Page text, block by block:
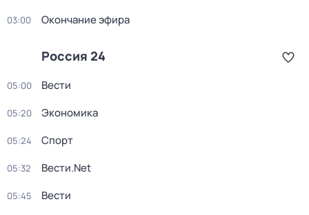
03:00 Окончание эфира
Россия 24
05:00 Вести
05:20 Экономика
05:24 Спорт
05:32 Вести.Net
05:45 Вести